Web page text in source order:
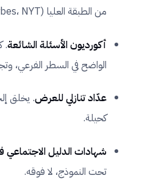
من الطبقة العليا (Forbes، NYT). خلاف ذلك يُقرَأ كحشو.
أكورديون الأسئلة الشائعة.
الواضح في السطر الفرعي،
عدّاد تنازلي للعرض. يخلق
كحيلة.
شهادات الدليل الاجتماعي
تحت النموذج، لا فوقه.